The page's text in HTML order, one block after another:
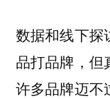
数据和线下探
品打品牌，但
许多品牌迈不